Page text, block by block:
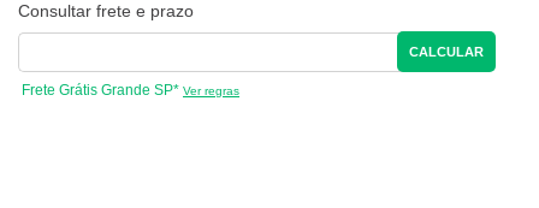
Consultar frete e prazo
CALCULAR
Frete Grátis Grande SP* Ver regras